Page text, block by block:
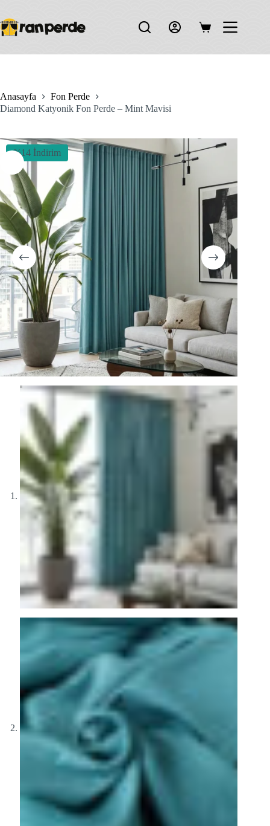
content
Shopping
Anasayfa
Fon Perde
Diamond Katyonik Fon Perde – Mint Mavisi
%14 İndirim